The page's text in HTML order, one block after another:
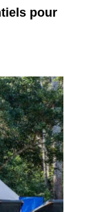
pour